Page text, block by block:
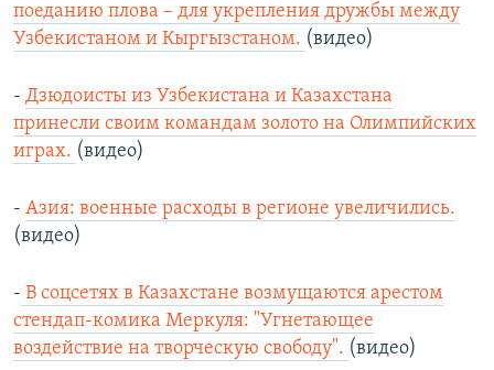
поеданию плова – для укрепления дружбы между
Узбекистаном и Кыргызстаном. (видео)
- Дзюдоисты из Узбекистана и Казахстана
принесли своим командам золото на Олимпийских
играх. (видео)
- Азия: военные расходы в регионе увеличились.
(видео)
- В соцсетях в Казахстане возмущаются арестом
стендап-комика Меркуля: "Угнетающее
воздействие на творческую свободу". (видео)